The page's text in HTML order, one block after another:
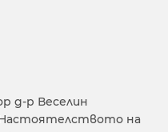
д-р Веселин
на